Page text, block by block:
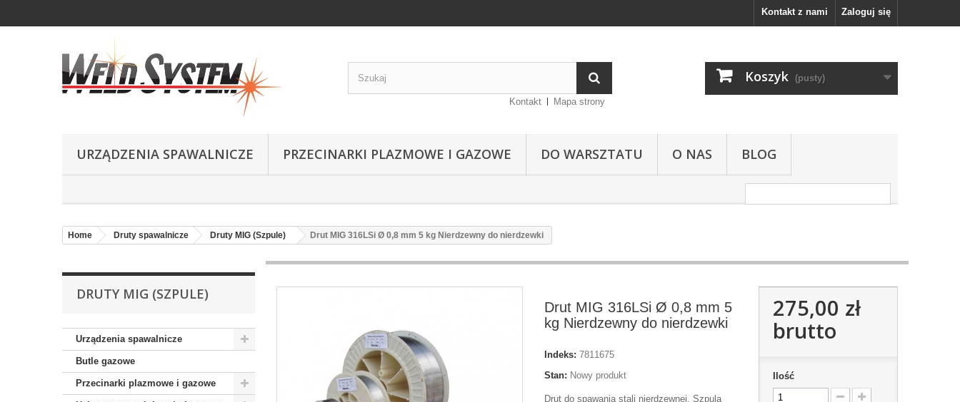
Zaloguj się
Kontakt z nami
Koszyk (pusty)
Kontakt Mapa strony
URZĄDZENIA SPAWALNICZE PRZECINARKI PLAZMOWE I GAZOWE DO WARSZTATU O NAS BLOG
Home Druty spawalnicze Druty MIG (Szpule) Drut MIG 316LSi Ø 0,8 mm 5 kg Nierdzewny do nierdzewki
DRUTY MIG (SZPULE)
Urządzenia spawalnicze
Butle gazowe
Przecinarki plazmowe i gazowe
Drut MIG 316LSi Ø 0,8 mm 5
kg Nierdzewny do nierdzewki
Indeks: 7811675
Stan: Nowy produkt
Drut do spawania stali nierdzewnej. Szpula
275,00 zł
brutto
Ilość